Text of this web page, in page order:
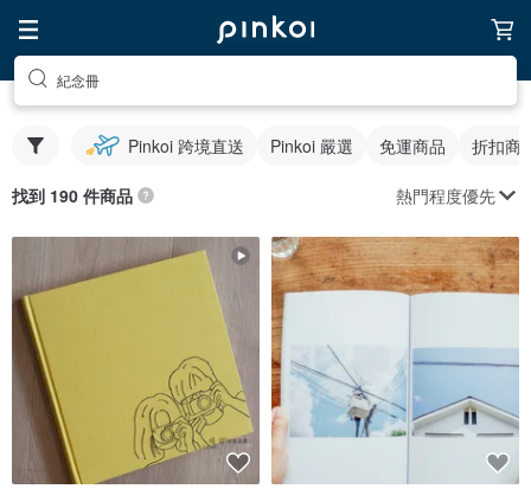
紀念冊
Pinkoi 跨境直送 Pinkoi 嚴選 免運商品 折扣商
找到 190 件商品 熱門程度優先